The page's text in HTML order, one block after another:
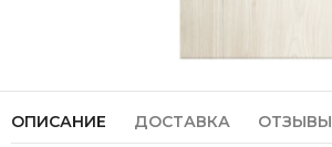
ОПИСАНИЕ ДОСТАВКА ОТЗЫВЫ